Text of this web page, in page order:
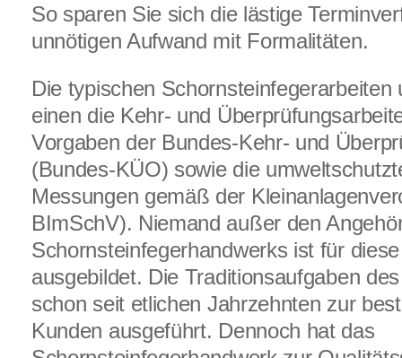
So sparen Sie sich die lästige
unnötigen Aufwand mit Formalitäten.
Die typischen Schornsteinfegerarbeiten
einen die Kehr- und
Vorgaben der Bundes-Kehr- und
(Bundes-KÜO) sowie die
Messungen gemäß der
BImSchV). Niemand außer den
Schornsteinfegerhandwerks ist für
ausgebildet. Die Traditionsaufgaben
schon seit etlichen Jahrzehnten zur
Kunden ausgeführt. Dennoch hat das